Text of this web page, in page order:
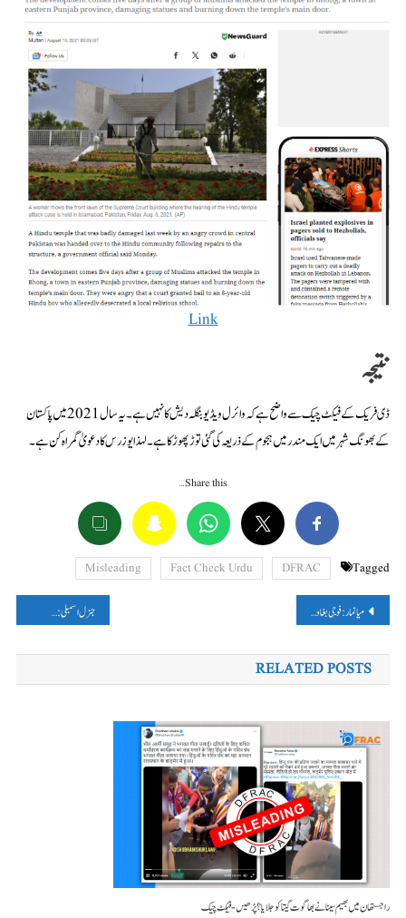
Link
نتیجہ
ڈی فریک کے فیکٹ چیک سے واضح ہے کہ وائرل ویڈیو بنگلہ دیش کا نہیں ہے۔ یہ سال 2021 میں پاکستان
کے بھونگ شہر میں ایک مندر میں ہجوم کے ذریعہ کی گئی توڑ پھوڑ کا ہے۔ لہذا یوزرس کا دعویٰ گمراہ کن ہے۔
Share this…
Tagged
DFRAC
Fact Check Urdu
Misleading
پوسٹوں
کی
نیویگیشن
میانمار: فوجی بغاوت کے بعد اب تک 5,000 سے زیادہ افراد ہلاک جنرل اسمبلی: فلسطینی علاقوں پر اسرائیلی قبضہ ختم کرنے کی قرارداد منظور
RELATED POSTS
راجستھان میں بھیم سینا نے بھاگوت گیتا کو جلایا؟ پڑھیں-فیکٹ چیک